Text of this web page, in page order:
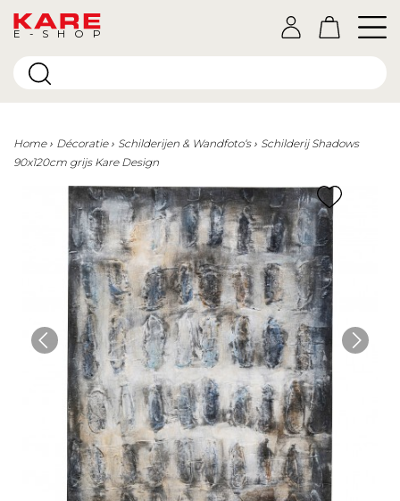
E-SHOP
Home Décoratie Schilderijen & Wandfoto‘s
Schilderij Shadows
90x120cm grijs Kare Design